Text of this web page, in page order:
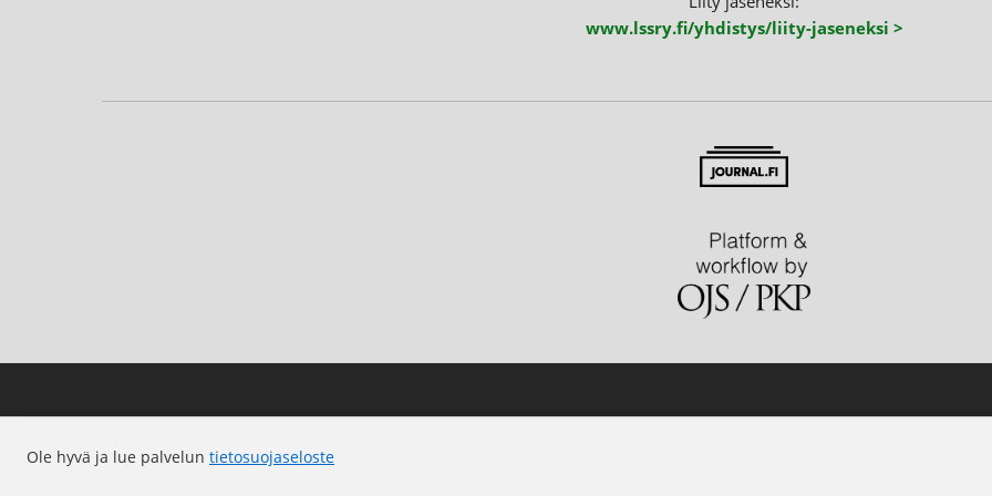
www.lssry.fi/yhdistys/liity-jaseneksi >
Ole hyvä ja lue palvelun tietosuojaseloste